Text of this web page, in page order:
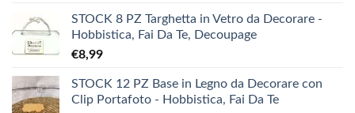
STOCK 8 PZ Targhetta in Vetro da Decorare -
Hobbistica, Fai Da Te, Decoupage
€8,99
STOCK 12 PZ Base in Legno da Decorare con
Clip Portafoto - Hobbistica, Fai Da Te